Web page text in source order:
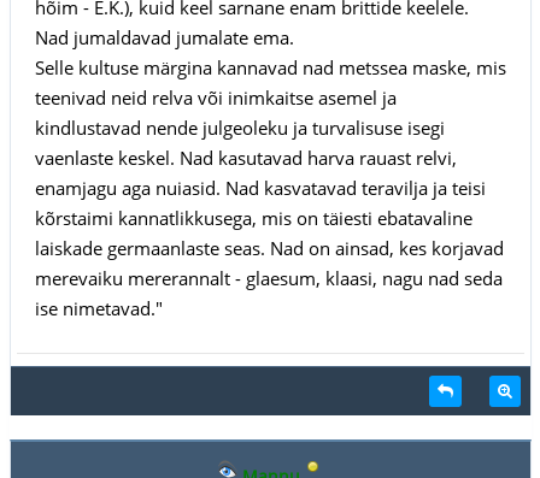
hõim - E.K.), kuid keel sarnane enam brittide keelele.
Nad jumaldavad jumalate ema.
Selle kultuse märgina kannavad nad metssea maske, mis
teenivad neid relva või inimkaitse asemel ja
kindlustavad nende julgeoleku ja turvalisuse isegi
vaenlaste keskel. Nad kasutavad harva rauast relvi,
enamjagu aga nuiasid. Nad kasvatavad teravilja ja teisi
kõrstaimi kannatlikkusega, mis on täiesti ebatavaline
laiskade germaanlaste seas. Nad on ainsad, kes korjavad
merevaiku mererannalt - glaesum, klaasi, nagu nad seda
ise nimetavad."